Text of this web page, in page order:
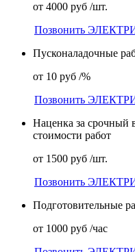
от 4000 руб /шт.
Позвонить
Пусконаладочные
от 10 руб /%
Позвонить
Наценка за срочный
стоимости работ
от 1500 руб /шт.
Позвонить
Подготовительные
от 1000 руб /час